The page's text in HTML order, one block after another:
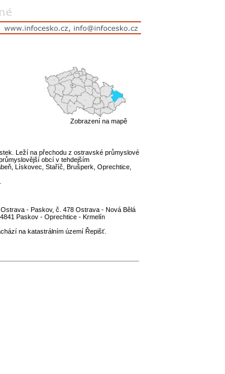
Zobrazení na mapě
Leží na přechodu z ostravské průmyslové
obcí v tehdejším
Lískovec, Staříč, Brušperk, Oprechtice,
- Paskov, č. 478 Ostrava - Nová Bělá
Paskov - Oprechtice - Krmelín
na katastrálním území Řepišť.